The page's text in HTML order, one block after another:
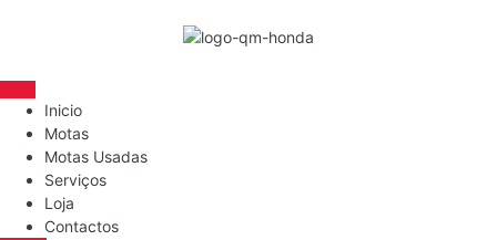
Inicio
Motas
Motas Usadas
Serviços
Loja
Contactos